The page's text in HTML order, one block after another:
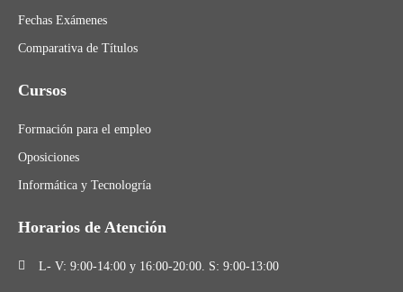
Fechas Exámenes
Comparativa de Títulos
Cursos
Formación para el empleo
Oposiciones
Informática y Tecnologría
Horarios de Atención
L- V: 9:00-14:00 y 16:00-20:00. S: 9:00-13:00